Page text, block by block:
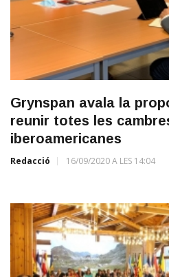
Grynspan avala la
reunir totes les
iberoamericanes
Redacció 16/09/2020 A LES 14:04